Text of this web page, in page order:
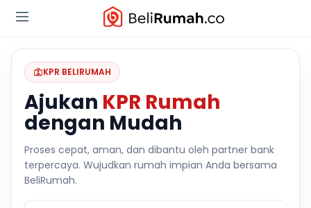
KPR BELIRUMAH
Ajukan KPR Rumah
dengan Mudah
Proses cepat, aman, dan dibantu oleh partner bank
terpercaya. Wujudkan rumah impian Anda bersama
BeliRumah.